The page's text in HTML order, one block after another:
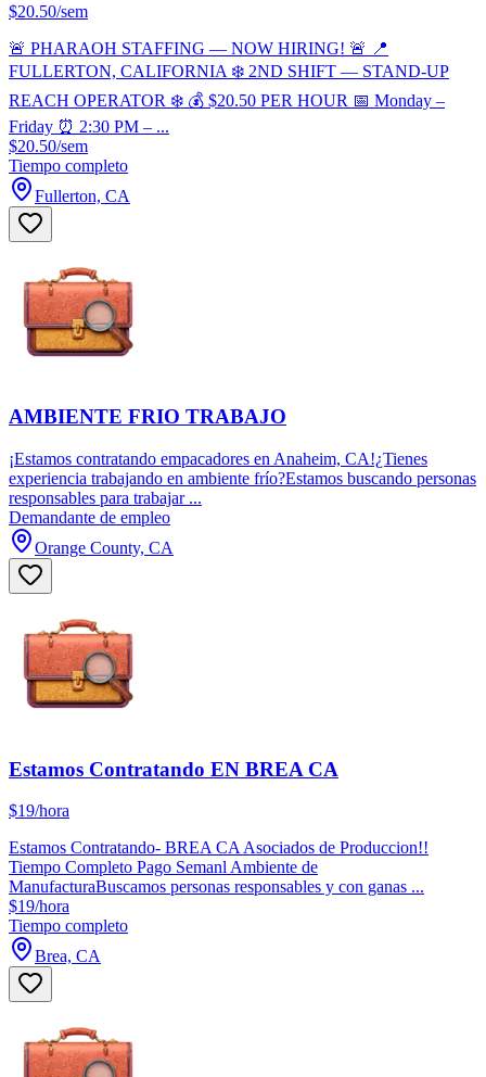
$20.50/sem
🚨 PHARAOH STAFFING — NOW HIRING! 🚨 📍
FULLERTON, CALIFORNIA ❄️ 2ND SHIFT — STAND-UP
REACH OPERATOR ❄️ 💰 $20.50 PER HOUR 📅 Monday –
Friday ⏰ 2:30 PM – ...
$20.50/sem
Tiempo completo
Fullerton, CA
AMBIENTE FRIO TRABAJO
¡Estamos contratando empacadores en Anaheim, CA!¿Tienes
experiencia trabajando en ambiente frío?Estamos buscando personas
responsables para trabajar ...
Demandante de empleo
Orange County, CA
Estamos Contratando EN BREA CA
$19/hora
Estamos Contratando- BREA CA Asociados de Produccion!!
Tiempo Completo Pago Semanl Ambiente de
ManufacturaBuscamos personas responsables y con ganas ...
$19/hora
Tiempo completo
Brea, CA